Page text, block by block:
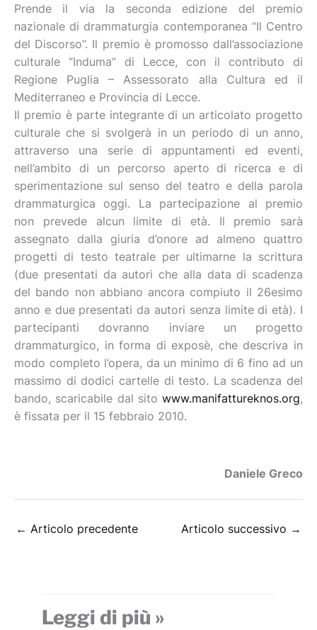
Prende il via la seconda edizione del premio
nazionale di drammaturgia contemporanea “Il Centro
del Discorso”. Il premio è promosso dall’associazione
culturale “Induma” di Lecce, con il contributo di
Regione Puglia – Assessorato alla Cultura ed il
Mediterraneo e Provincia di Lecce.
Il premio è parte integrante di un articolato progetto
culturale che si svolgerà in un periodo di un anno,
attraverso una serie di appuntamenti ed eventi,
nell’ambito di un percorso aperto di ricerca e di
sperimentazione sul senso del teatro e della parola
drammaturgica oggi. La partecipazione al premio
non prevede alcun limite di età. Il premio sarà
assegnato dalla giuria d’onore ad almeno quattro
progetti di testo teatrale per ultimarne la scrittura
(due presentati da autori che alla data di scadenza
del bando non abbiano ancora compiuto il 26esimo
anno e due presentati da autori senza limite di età). I
partecipanti dovranno inviare un progetto
drammaturgico, in forma di exposè, che descriva in
modo completo l’opera, da un minimo di 6 fino ad un
massimo di dodici cartelle di testo. La scadenza del
bando, scaricabile dal sito www.manifattureknos.org,
è fissata per il 15 febbraio 2010.
Daniele Greco
← Articolo precedente Articolo successivo →
Leggi di più »